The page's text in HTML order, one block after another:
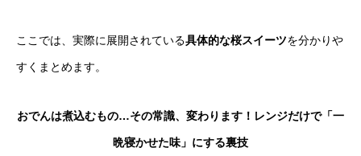
ここでは、実際に展開されている具体的な桜スイーツを分かりや
すくまとめます。
おでんは煮込むもの…その常識、変わります！レンジだけで「一
晩寝かせた味」にする裏技